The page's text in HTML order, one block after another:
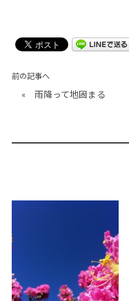
前の記事へ
« 雨降って地固まる